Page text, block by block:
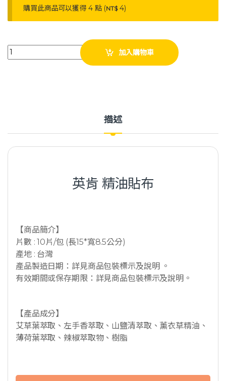
購買此商品可以獲得 4 點 (NT$4)
英肯 精油貼布 10片/包 (艾草系列) 先涼後熱貼布 quantity
加入購物車
描述
英肯 精油貼布
【商品簡介】
片數 : 10片/包 (長15*寬8.5公分)
產地 : 台灣
產品製造日期：詳見商品包裝標示及說明 。
有效期間或保存期限：詳見商品包裝標示及說明。
【產品成分】
艾草葉萃取、左手香萃取、山鹽清萃取、薰衣草精油、
薄荷葉萃取、辣椒萃取物、樹脂